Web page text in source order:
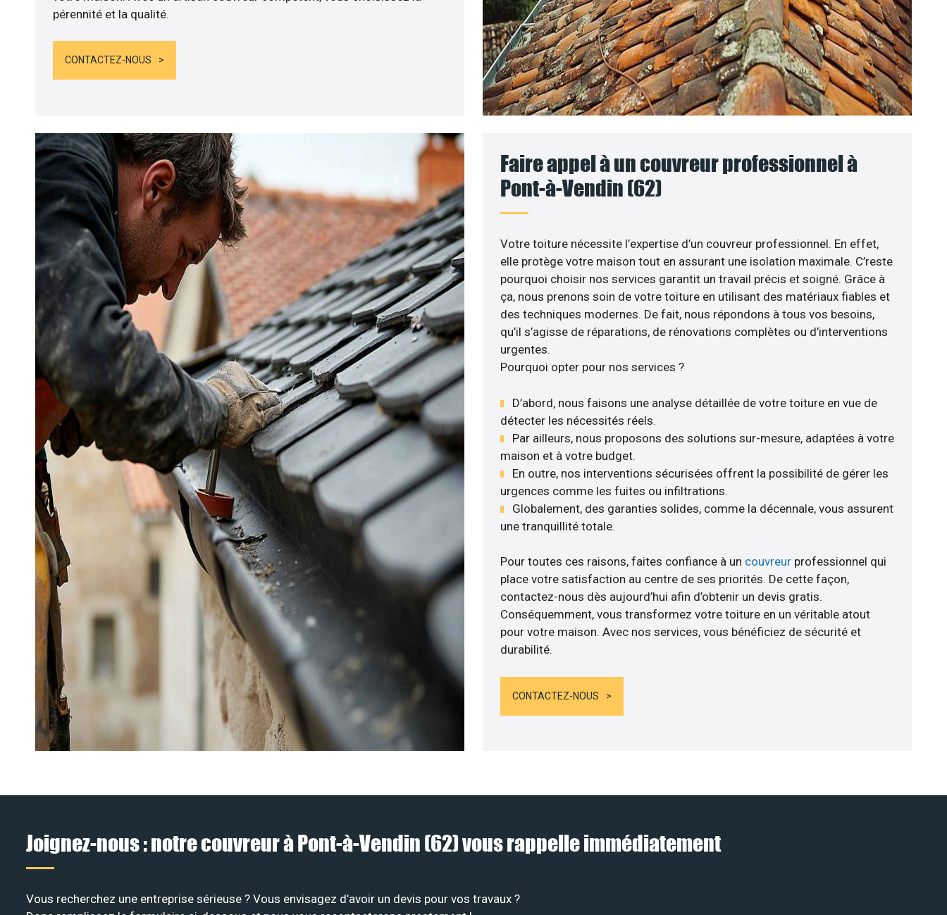
pérennité et la qualité.
CONTACTEZ-NOUS
Faire appel à un couvreur professionnel à
Pont-à-Vendin (62)
Votre toiture nécessite l’expertise d’un couvreur professionnel. En effet,
elle protège votre maison tout en assurant une isolation maximale. C’reste
pourquoi choisir nos services garantit un travail précis et soigné. Grâce à
ça, nous prenons soin de votre toiture en utilisant des matériaux fiables et
des techniques modernes. De fait, nous répondons à tous vos besoins,
qu’il s’agisse de réparations, de rénovations complètes ou d’interventions
urgentes.
Pourquoi opter pour nos services ?
D’abord, nous faisons une analyse détaillée de votre toiture en vue de
détecter les nécessités réels.
Par ailleurs, nous proposons des solutions sur-mesure, adaptées à votre
maison et à votre budget.
En outre, nos interventions sécurisées offrent la possibilité de gérer les
urgences comme les fuites ou infiltrations.
Globalement, des garanties solides, comme la décennale, vous assurent
une tranquillité totale.
Pour toutes ces raisons, faites confiance à un couvreurprofessionnel qui
place votre satisfaction au centre de ses priorités. De cette façon,
contactez-nous dès aujourd’hui afin d’obtenir un devis gratis.
Conséquemment, vous transformez votre toiture en un véritable atout
pour votre maison. Avec nos services, vous bénéficiez de sécurité et
durabilité.
CONTACTEZ-NOUS
Joignez-nous : notre couvreur à Pont-à-Vendin (62) vous rappelle immédiatement
Vous recherchez une entreprise sérieuse ? Vous envisagez d’avoir un devis pour vos travaux ?